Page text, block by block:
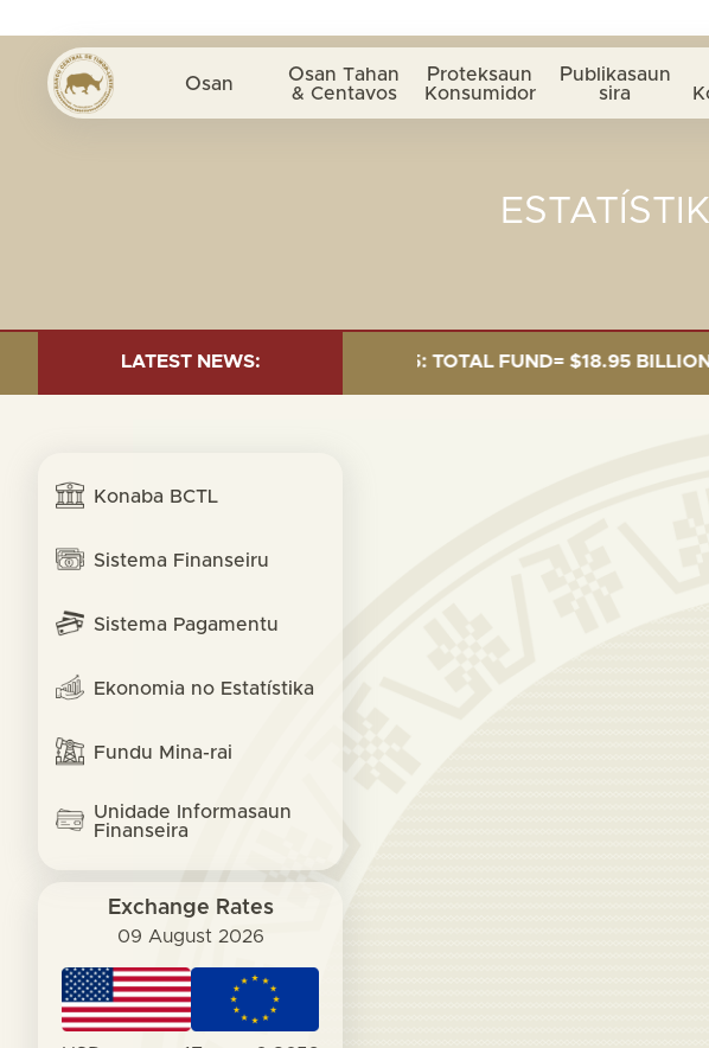
Osan Osan Tahan
& Centavos
Proteksaun
Konsumidor
Publikasaun
sira
LATEST NEWS:
INVESTMENT AS OF 30 SEP. 2025: TOTAL FUND= $18.95 BILLION;
Konaba BCTL
Sistema Finanseiru
Sistema Pagamentu
Ekonomia no Estatístika
Fundu Mina-rai
Unidade Informasaun
Finanseira
Exchange Rates
09 August 2026